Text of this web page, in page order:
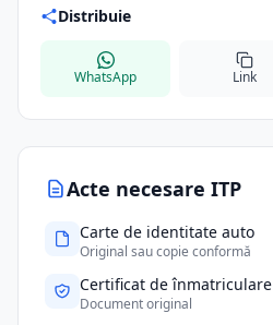
Acte necesare ITP
Carte de identitate auto
Original sau copie conformă
Certificat de înmatriculare
Document original
Distribuie
WhatsApp Link